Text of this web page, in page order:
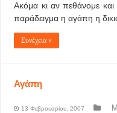
Ακόμα κι αν πεθάνομε και
παράδειγμα η αγάπη η
Συνέχεια »
Αγάπη
13 Φεβρουαρίου, 2007